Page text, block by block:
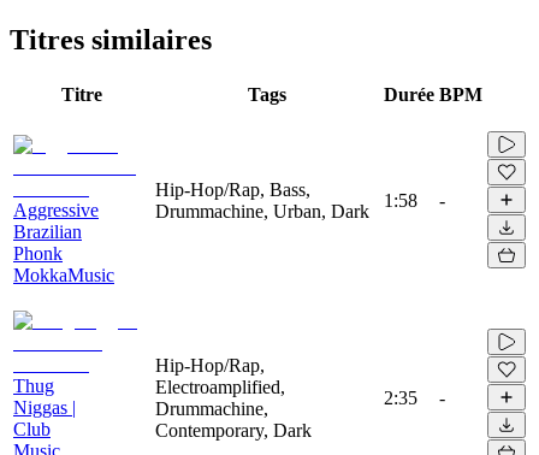
Titres similaires
Titre Tags Durée BPM
Aggressive
Brazilian
Phonk
MokkaMusic
Hip-Hop/Rap, Bass,
Drummachine, Urban, Dark
1:58 -
Thug
Niggas |
Club
Music
Hip-Hop/Rap,
Electroamplified,
Drummachine,
Contemporary, Dark
2:35 -